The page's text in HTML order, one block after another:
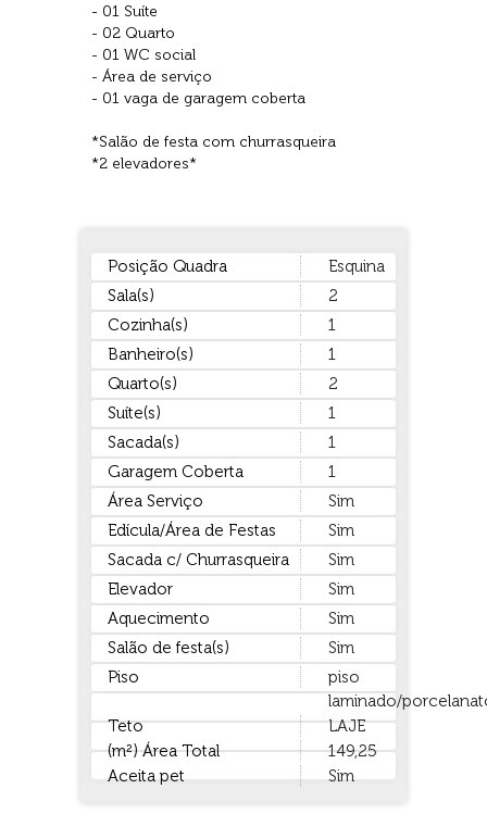
- 01 Suíte
- 02 Quarto
- 01 WC social
- Área de serviço
- 01 vaga de garagem coberta
*Salão de festa com churrasqueira
*2 elevadores*
Posição Quadra
Esquina
Sala(s)
2
Cozinha(s)
1
Banheiro(s)
1
Quarto(s)
2
Suíte(s)
1
Sacada(s)
1
Garagem Coberta
1
Área Serviço
Sim
Edícula/Área de Festas
Sim
Sacada c/ Churrasqueira
Sim
Elevador
Sim
Aquecimento
Sim
Salão de festa(s)
Sim
Piso
piso
laminado/
Teto
LAJE
(m²) Área Total
149,25
Aceita pet
Sim